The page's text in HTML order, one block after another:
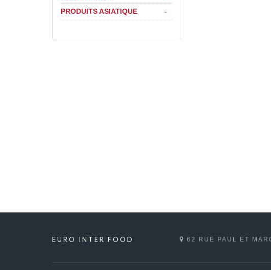
PRODUITS ASIATIQUE
EURO INTER FOOD 62 RUE PAUL ET